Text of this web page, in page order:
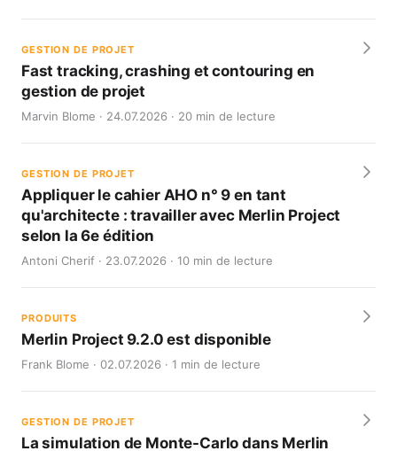
GESTION DE PROJET
Fast tracking, crashing et contouring en
gestion de projet
Marvin Blome · 24.07.2026 · 20 min de lecture
GESTION DE PROJET
Appliquer le cahier AHO n° 9 en tant
qu'architecte : travailler avec Merlin Project
selon la 6e édition
Antoni Cherif · 23.07.2026 · 10 min de lecture
PRODUITS
Merlin Project 9.2.0 est disponible
Frank Blome · 02.07.2026 · 1 min de lecture
GESTION DE PROJET
La simulation de Monte-Carlo dans Merlin